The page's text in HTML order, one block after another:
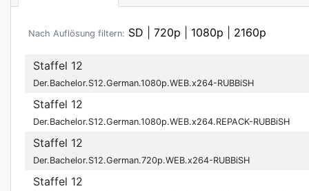
Nach Auflösung filtern: SD 720p 1080p 2160p
Staffel 12
Der.Bachelor.S12.German.1080p.WEB.x264-RUBBiSH
Staffel 12
Der.Bachelor.S12.German.1080p.WEB.x264.REPACK-RUBBiSH
Staffel 12
Der.Bachelor.S12.German.720p.WEB.x264-RUBBiSH
Staffel 12